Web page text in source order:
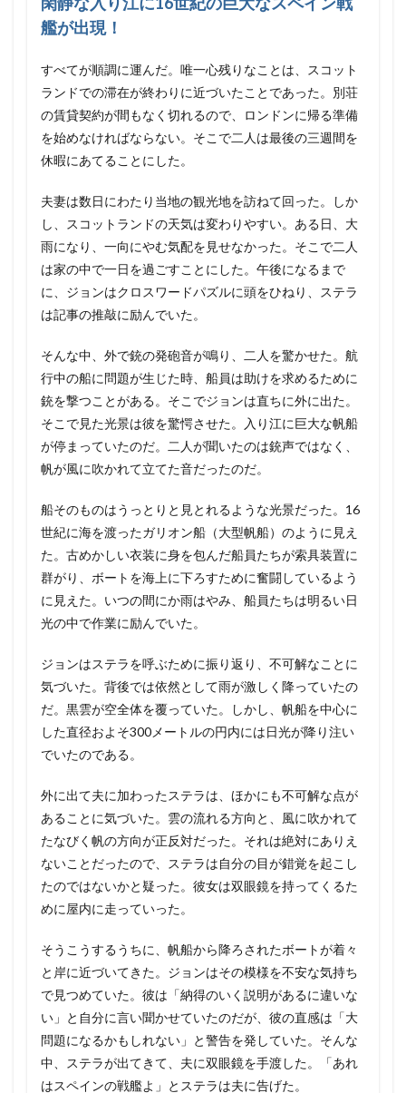
艦が出現！
すべてが順調に運んだ。唯一心残りなことは、スコット
ランドでの滞在が終わりに近づいたことであった。別荘
の賃貸契約が間もなく切れるので、ロンドンに帰る準備
を始めなければならない。そこで二人は最後の三週間を
休暇にあてることにした。
夫妻は数日にわたり当地の観光地を訪ねて回った。しか
し、スコットランドの天気は変わりやすい。ある日、大
雨になり、一向にやむ気配を見せなかった。そこで二人
は家の中で一日を過ごすことにした。午後になるまで
に、ジョンはクロスワードパズルに頭をひねり、ステラ
は記事の推敲に励んでいた。
そんな中、外で銃の発砲音が鳴り、二人を驚かせた。航
行中の船に問題が生じた時、船員は助けを求めるために
銃を撃つことがある。そこでジョンは直ちに外に出た。
そこで見た光景は彼を驚愕させた。入り江に巨大な帆船
が停まっていたのだ。二人が聞いたのは銃声ではなく、
帆が風に吹かれて立てた音だったのだ。
船そのものはうっとりと見とれるような光景だった。16
世紀に海を渡ったガリオン船（大型帆船）のように見え
た。古めかしい衣装に身を包んだ船員たちが索具装置に
群がり、ボートを海上に下ろすために奮闘しているよう
に見えた。いつの間にか雨はやみ、船員たちは明るい日
光の中で作業に励んでいた。
ジョンはステラを呼ぶために振り返り、不可解なことに
気づいた。背後では依然として雨が激しく降っていたの
だ。黒雲が空全体を覆っていた。しかし、帆船を中心に
した直径およそ300メートルの円内には日光が降り注い
でいたのである。
外に出て夫に加わったステラは、ほかにも不可解な点が
あることに気づいた。雲の流れる方向と、風に吹かれて
たなびく帆の方向が正反対だった。それは絶対にありえ
ないことだったので、ステラは自分の目が錯覚を起こし
たのではないかと疑った。彼女は双眼鏡を持ってくるた
めに屋内に走っていった。
そうこうするうちに、帆船から降ろされたボートが着々
と岸に近づいてきた。ジョンはその模様を不安な気持ち
で見つめていた。彼は「納得のいく説明があるに違いな
い」と自分に言い聞かせていたのだが、彼の直感は「大
問題になるかもしれない」と警告を発していた。そんな
中、ステラが出てきて、夫に双眼鏡を手渡した。「あれ
はスペインの戦艦よ」とステラは夫に告げた。